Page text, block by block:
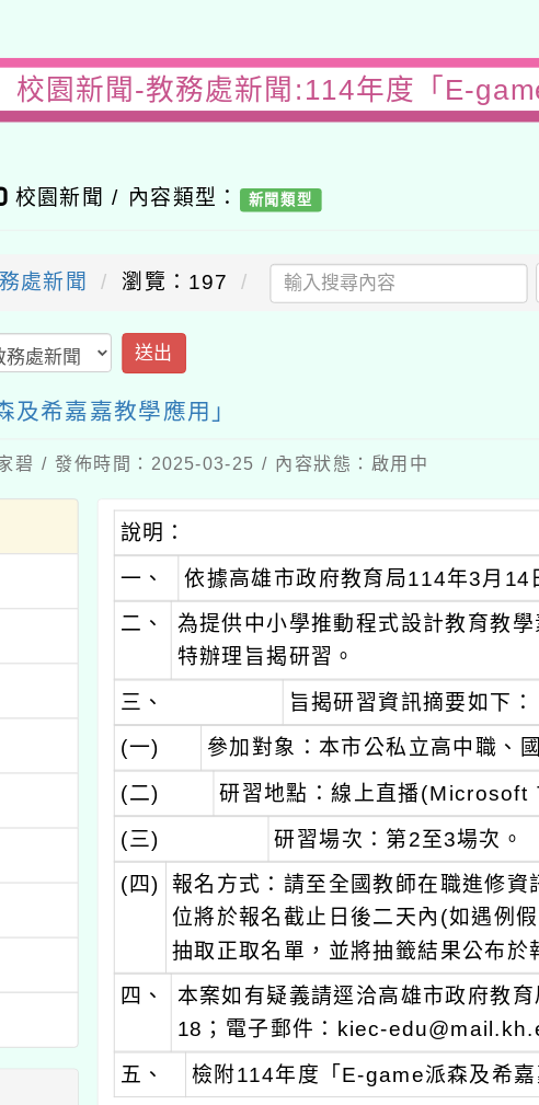
校園新聞-教務處新聞:114年度「E-
校園新聞 / 內容類型： 新聞類型
處新聞 瀏覽：197
送出
希嘉嘉教學應用」
碧 / 發佈時間：2025-03-25 / 內容狀態：啟用中
說明：
一、
依據高雄市政府教育局114年3月
二、
為提供中小學推動程式設計教育教
特辦理旨揭研習。
三、
旨揭研習資訊摘要如下：
(一)
參加對象：本市公私立高中職、
(二)
研習地點：線上直播(Microsoft
(三)
研習場次：第2至3場次。
(四)
報名方式：請至全國教師在職進修資
位將於報名截止日後二天內(如遇例
抽取正取名單，並將抽籤結果公布於
四、 本案如有疑義請逕洽高雄市政府教
18；電子郵件：kiec-
五、
檢附114年度「E-game派森及希